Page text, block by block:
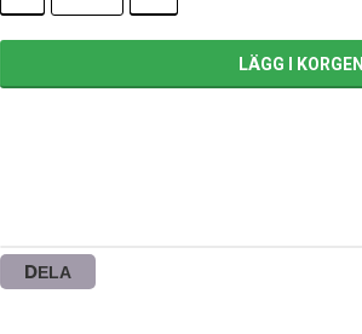
LÄGG I KORGEN
DELA